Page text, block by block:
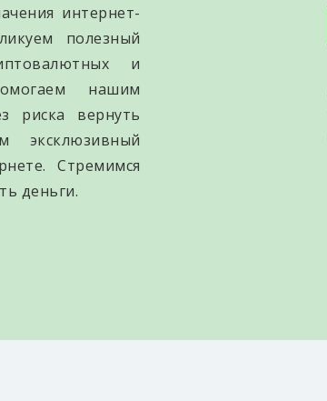
интернет-
полезный
и
нашим
риска вернуть
эксклюзивный
Стремимся
деньги.